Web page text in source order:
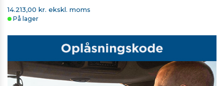
14.213,00 kr. ekskl. moms
På lager